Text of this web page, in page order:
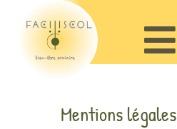
Mentions légales